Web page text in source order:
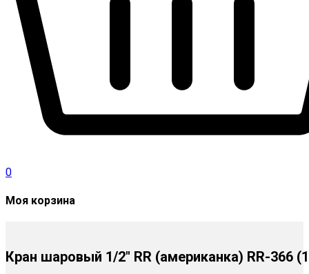
0
Моя корзина
Кран шаровый 1/2″ RR (американка) RR-366